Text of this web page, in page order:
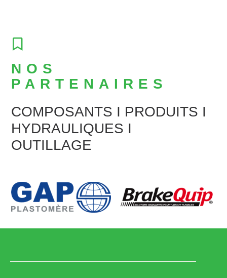
NOS
PARTENAIRES
COMPOSANTS I PRODUITS I
HYDRAULIQUES I
OUTILLAGE